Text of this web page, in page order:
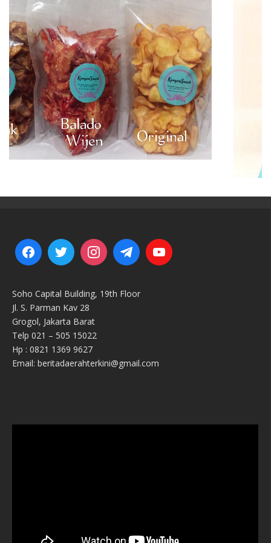
Soho Capital Building, 19th Floor
Jl. S. Parman Kav 28
Grogol, Jakarta Barat
Telp 021 – 505 15022
Hp : 0821 1369 9627
Email: beritadaerahterkini@gmail.com